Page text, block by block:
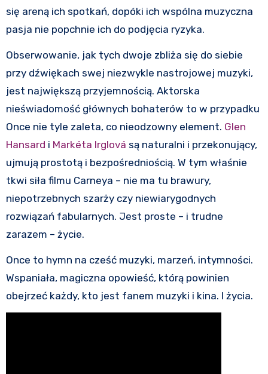
się areną ich spotkań, dopóki ich wspólna muzyczna
pasja nie popchnie ich do podjęcia ryzyka.
Obserwowanie, jak tych dwoje zbliża się do siebie
przy dźwiękach swej niezwykle nastrojowej muzyki,
jest największą przyjemnością. Aktorska
nieświadomość głównych bohaterów to w przypadku
Once nie tyle zaleta, co nieodzowny element. Glen
Hansard i Markéta Irglová są naturalni i przekonujący,
ujmują prostotą i bezpośredniością. W tym właśnie
tkwi siła filmu Carneya – nie ma tu brawury,
niepotrzebnych szarży czy niewiarygodnych
rozwiązań fabularnych. Jest proste – i trudne
zarazem – życie.
Once to hymn na cześć muzyki, marzeń, intymności.
Wspaniała, magiczna opowieść, którą powinien
obejrzeć każdy, kto jest fanem muzyki i kina. I życia.